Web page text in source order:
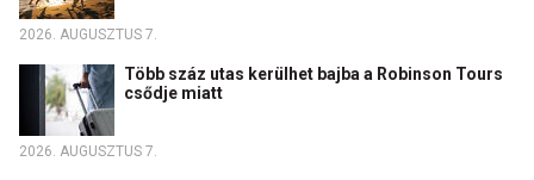
2026. AUGUSZTUS 7.
Több száz utas kerülhet bajba a Robinson Tours
csődje miatt
2026. AUGUSZTUS 7.